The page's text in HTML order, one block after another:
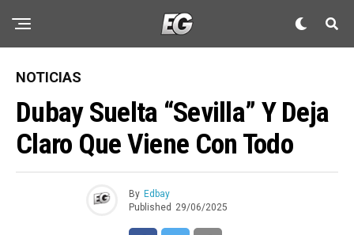
NOTICIAS
Dubay Suelta “Sevilla” Y Deja
Claro Que Viene Con Todo
By Edbay
Published 29/06/2025